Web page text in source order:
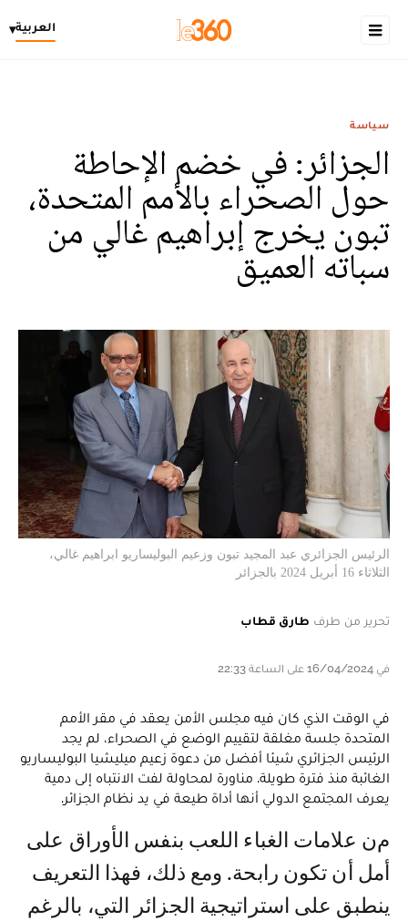
العربية▾
سياسة
الجزائر: في خضم الإحاطة
حول الصحراء بالأمم المتحدة،
تبون يخرج إبراهيم غالي من
سباته العميق
الرئيس الجزائري عبد المجيد تبون وزعيم البوليساريو ابراهيم غالي،
الثلاثاء 16 أبريل 2024 بالجزائر
تحرير من طرف طارق قطاب
في 16/04/2024 على الساعة 22:33
في الوقت الذي كان فيه مجلس الأمن يعقد في مقر الأمم
المتحدة جلسة مغلقة لتقييم الوضع في الصحراء، لم يجد
الرئيس الجزائري شيئا أفضل من دعوة زعيم ميليشيا البوليساريو
الغائبة منذ فترة طويلة. مناورة لمحاولة لفت الانتباه إلى دمية
يعرف المجتمع الدولي أنها أداة طيعة في يد نظام الجزائر.
من علامات الغباء اللعب بنفس الأوراق على
أمل أن تكون رابحة. ومع ذلك، فهذا التعريف
ينطبق على استراتيجية الجزائر التي، بالرغم